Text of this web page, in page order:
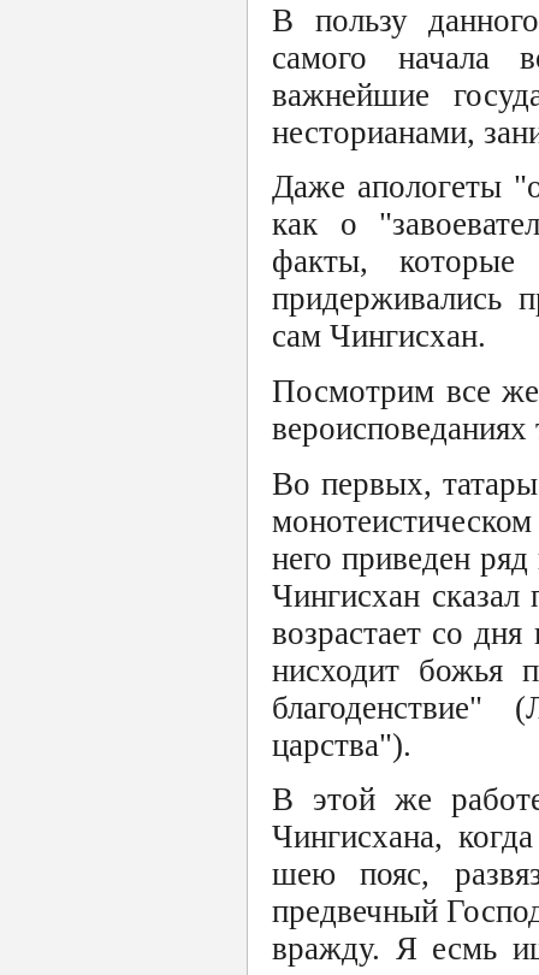
В пользу
самого начала
важнейшие
несторианами,
Даже апологеты
как о
факты, которые
придерживались
сам Чингисхан.
Посмотрим все
Во первых,
него приведен
Чингисхан
возрастает со
нисходит божья
царства").
В этой же
Чингисхана,
шею пояс,
предвечный
вражду. Я есмь